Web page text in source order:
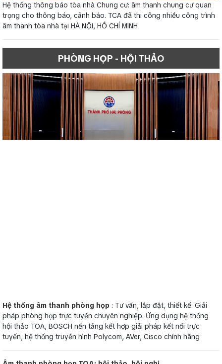
Hệ thống thông báo tòa nhà Chung cư: âm thanh chung cư quan
trọng cho thông báo, cảnh báo. TCA đã thi công nhiều công trình
âm thanh tòa nhà tại HÀ NỘI, HỒ CHÍ MINH
PHÒNG HỌP - HỘI THẢO
Hệ thống âm thanh phòng họp : Tư vấn, lắp đặt, thiết kế: Giải
pháp phòng họp trực tuyến chuyên nghiệp. Ứng dụng hệ thống
hội thảo TOA, BOSCH nền tảng kết hợp giải pháp kết nối trực
tuyến, hệ thống truyền hình Polycom, AVer, Cisco chính hãng